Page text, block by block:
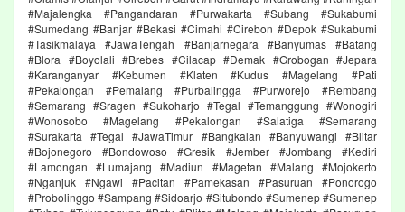
#Majalengka #Pangandaran #Purwakarta #Subang #Sukabumi
#Sumedang #Banjar #Bekasi #Cimahi #Cirebon #Depok #Sukabumi
#Tasikmalaya #JawaTengah #Banjarnegara #Banyumas #Batang
#Blora #Boyolali #Brebes #Cilacap #Demak #Grobogan #Jepara
#Karanganyar #Kebumen #Klaten #Kudus #Magelang #Pati
#Pekalongan #Pemalang #Purbalingga #Purworejo #Rembang
#Semarang #Sragen #Sukoharjo #Tegal #Temanggung #Wonogiri
#Wonosobo #Magelang #Pekalongan #Salatiga #Semarang
#Surakarta #Tegal #JawaTimur #Bangkalan #Banyuwangi #Blitar
#Bojonegoro #Bondowoso #Gresik #Jember #Jombang #Kediri
#Lamongan #Lumajang #Madiun #Magetan #Malang #Mojokerto
#Nganjuk #Ngawi #Pacitan #Pamekasan #Pasuruan #Ponorogo
#Probolinggo #Sampang #Sidoarjo #Situbondo #Sumenep #Sumenep